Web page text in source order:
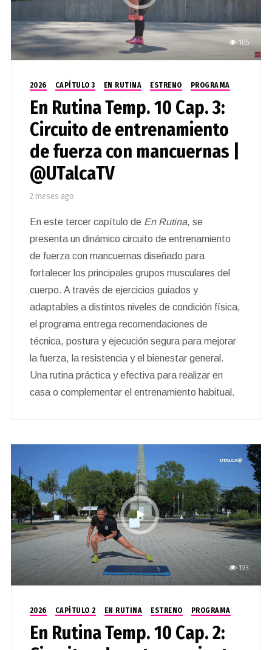
105
2026 CAPÍTULO 3 EN RUTINA ESTRENO PROGRAMA
En Rutina Temp. 10 Cap. 3:
Circuito de entrenamiento
de fuerza con mancuernas |
@UTalcaTV
2 meses ago
En este tercer capítulo de En Rutina, se
presenta un dinámico circuito de entrenamiento
de fuerza con mancuernas diseñado para
fortalecer los principales grupos musculares del
cuerpo. A través de ejercicios guiados y
adaptables a distintos niveles de condición física,
el programa entrega recomendaciones de
técnica, postura y ejecución segura para mejorar
la fuerza, la resistencia y el bienestar general.
Una rutina práctica y efectiva para realizar en
casa o complementar el entrenamiento habitual.
193
2026 CAPÍTULO 2 EN RUTINA ESTRENO PROGRAMA
En Rutina Temp. 10 Cap. 2: